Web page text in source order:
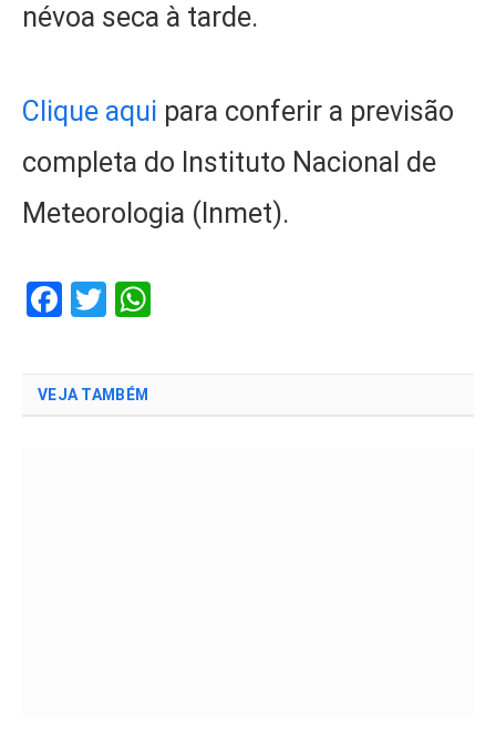
névoa seca à tarde.
Clique aqui para conferir a previsão
completa do Instituto Nacional de
Meteorologia (Inmet).
Facebook
Twitter
VEJA TAMBÉM